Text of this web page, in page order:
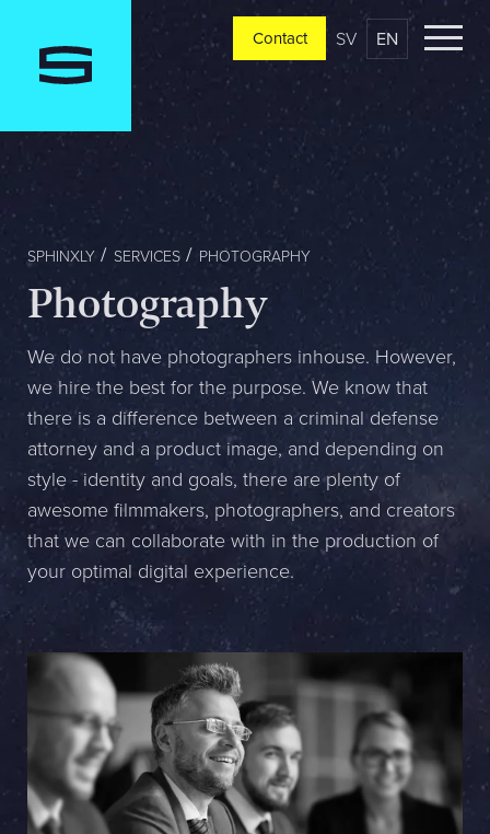
Contact
Please tell us a little bit about your current situation and
vision, and a representative will reach out ASAP
Jag är...
Jag vill...
Mitt största problem är...
Name *
Company *
Phone *
Message
Bifoga en fil
Contact SV EN
SPHINXLY SERVICES PHOTOGRAPHY
Photography
We do not have photographers inhouse. However,
we hire the best for the purpose. We know that
there is a difference between a criminal defense
attorney and a product image, and depending on
style - identity and goals, there are plenty of
awesome filmmakers, photographers, and creators
that we can collaborate with in the production of
your optimal digital experience.